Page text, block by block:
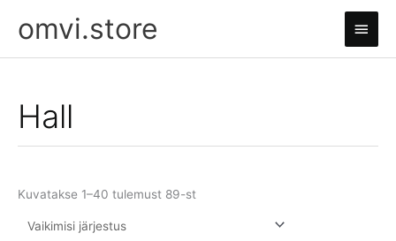
omvi.store
Main
Menu
Hall
Kuvatakse 1–40 tulemust 89-st